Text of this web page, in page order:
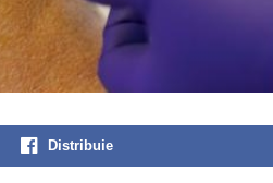
Distribuie